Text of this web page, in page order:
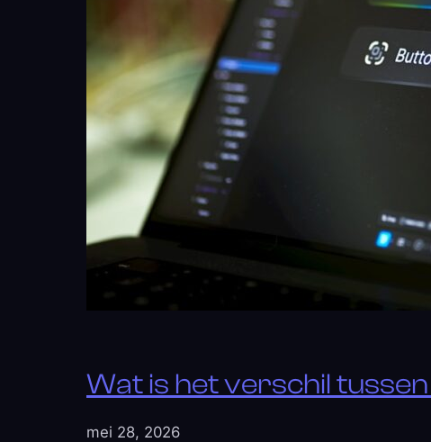
Wat is het verschil tussen
mei 28, 2026